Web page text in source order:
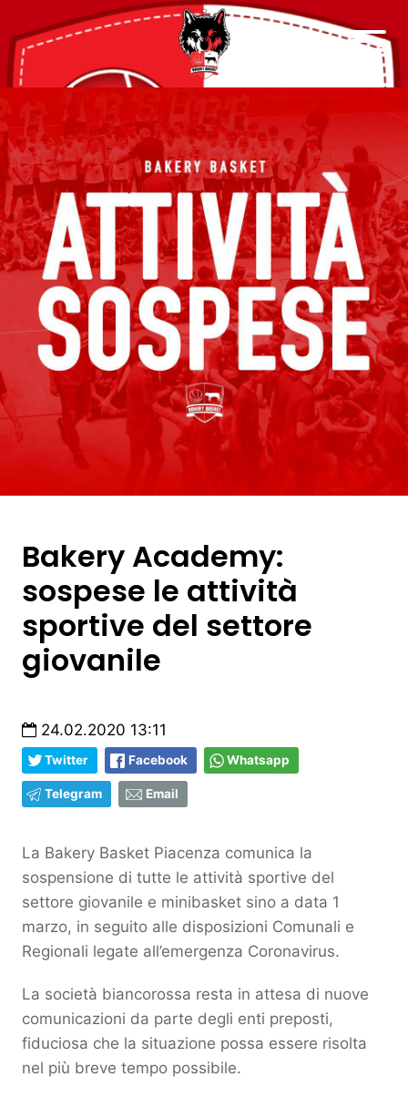
Bakery Academy:
sospese le attività
sportive del settore
giovanile
24.02.2020 13:11
Twitter Facebook Whatsapp
Telegram Email
La Bakery Basket Piacenza comunica la
sospensione di tutte le attività sportive del
settore giovanile e minibasket sino a data 1
marzo, in seguito alle disposizioni Comunali e
Regionali legate all’emergenza Coronavirus.
La società biancorossa resta in attesa di nuove
comunicazioni da parte degli enti preposti,
fiduciosa che la situazione possa essere risolta
nel più breve tempo possibile.